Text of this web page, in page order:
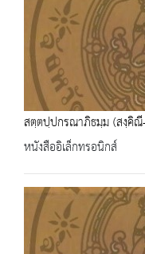
สตฺตปฺปกรณาภิธมฺม (สงฺคิ
หนังสืออิเล็กทรอนิกส์